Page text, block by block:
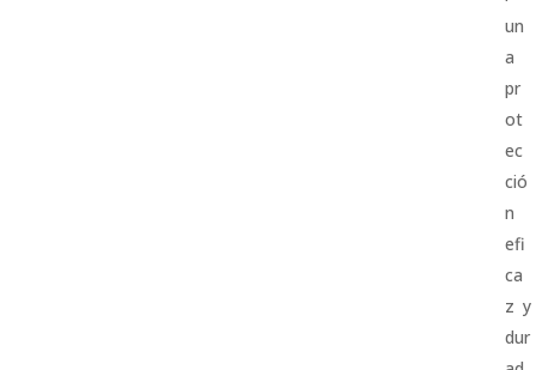
un
a
pr
ot
ec
ció
n
efi
ca
z y
dur